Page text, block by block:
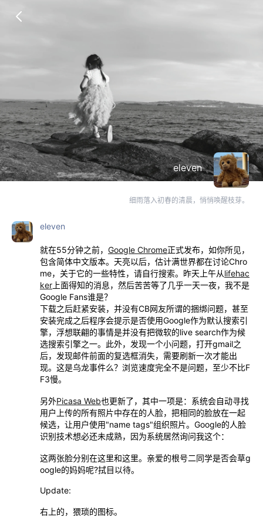
eleven
细雨落入初春的清晨，悄悄唤醒枝芽。
eleven
就在55分钟之前， Google Chrome正式发布，如你所见，
包含简体中文版本。天亮以后，估计满世界都在讨论Chro
me，关于它的一些特性，请自行搜索。昨天上午从lifehac
ker 上面得知的消息，然后苦苦等了几乎一天一夜，我不是
Google Fans谁是？
下载之后赶紧安装，并没有CB网友所谓的捆绑问题，甚至
安装完成之后程序会提示是否使用Google作为默认搜索引
擎，浮想联翩的事情是并没有把微软的live search作为候
选搜索引擎之一。此外，发现一个小问题，打开gmail之
后，发现邮件前面的复选框消失，需要刷新一次才能出
现。这是乌龙事件么？浏览速度完全不是问题，至少不比F
F3慢。
另外Picasa Web也更新了，其中一项是：系统会自动寻找
用户上传的所有照片中存在的人脸，把相同的脸放在一起
候选，让用户使用"name tags"组织照片。Google的人脸
识别技术想必还未成熟，因为系统居然询问我这个：
这两张脸分别在这里和这里。亲爱的根号二同学是否会草g
oogle的妈妈呢?拭目以待。
Update:
右上的，猥琐的图标。